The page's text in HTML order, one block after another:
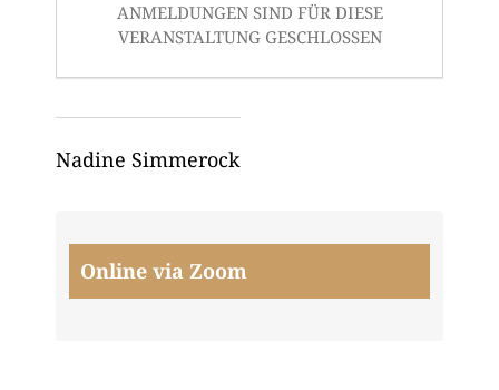
ANMELDUNGEN SIND FÜR DIESE
VERANSTALTUNG GESCHLOSSEN
Nadine Simmerock
Online via Zoom